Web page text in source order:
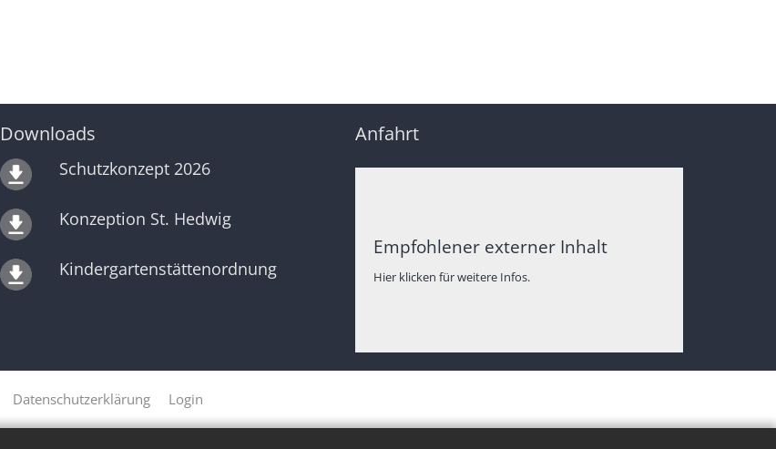
Downloads
Schutzkonzept 2026
Konzeption St. Hedwig
Kindergartenstättenordnung
Anfahrt
Empfohlener externer Inhalt
Hier klicken für weitere Infos.
Datenschutzerklärung Login